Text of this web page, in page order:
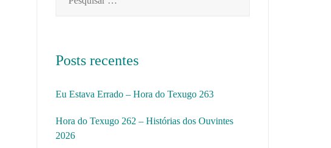
por:
Posts recentes
Eu Estava Errado – Hora do Texugo 263
Hora do Texugo 262 – Histórias dos Ouvintes
2026